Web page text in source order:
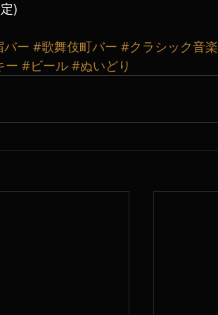
)
ー #歌舞伎町バー #クラシック音楽
ー #ビール #ぬいどり